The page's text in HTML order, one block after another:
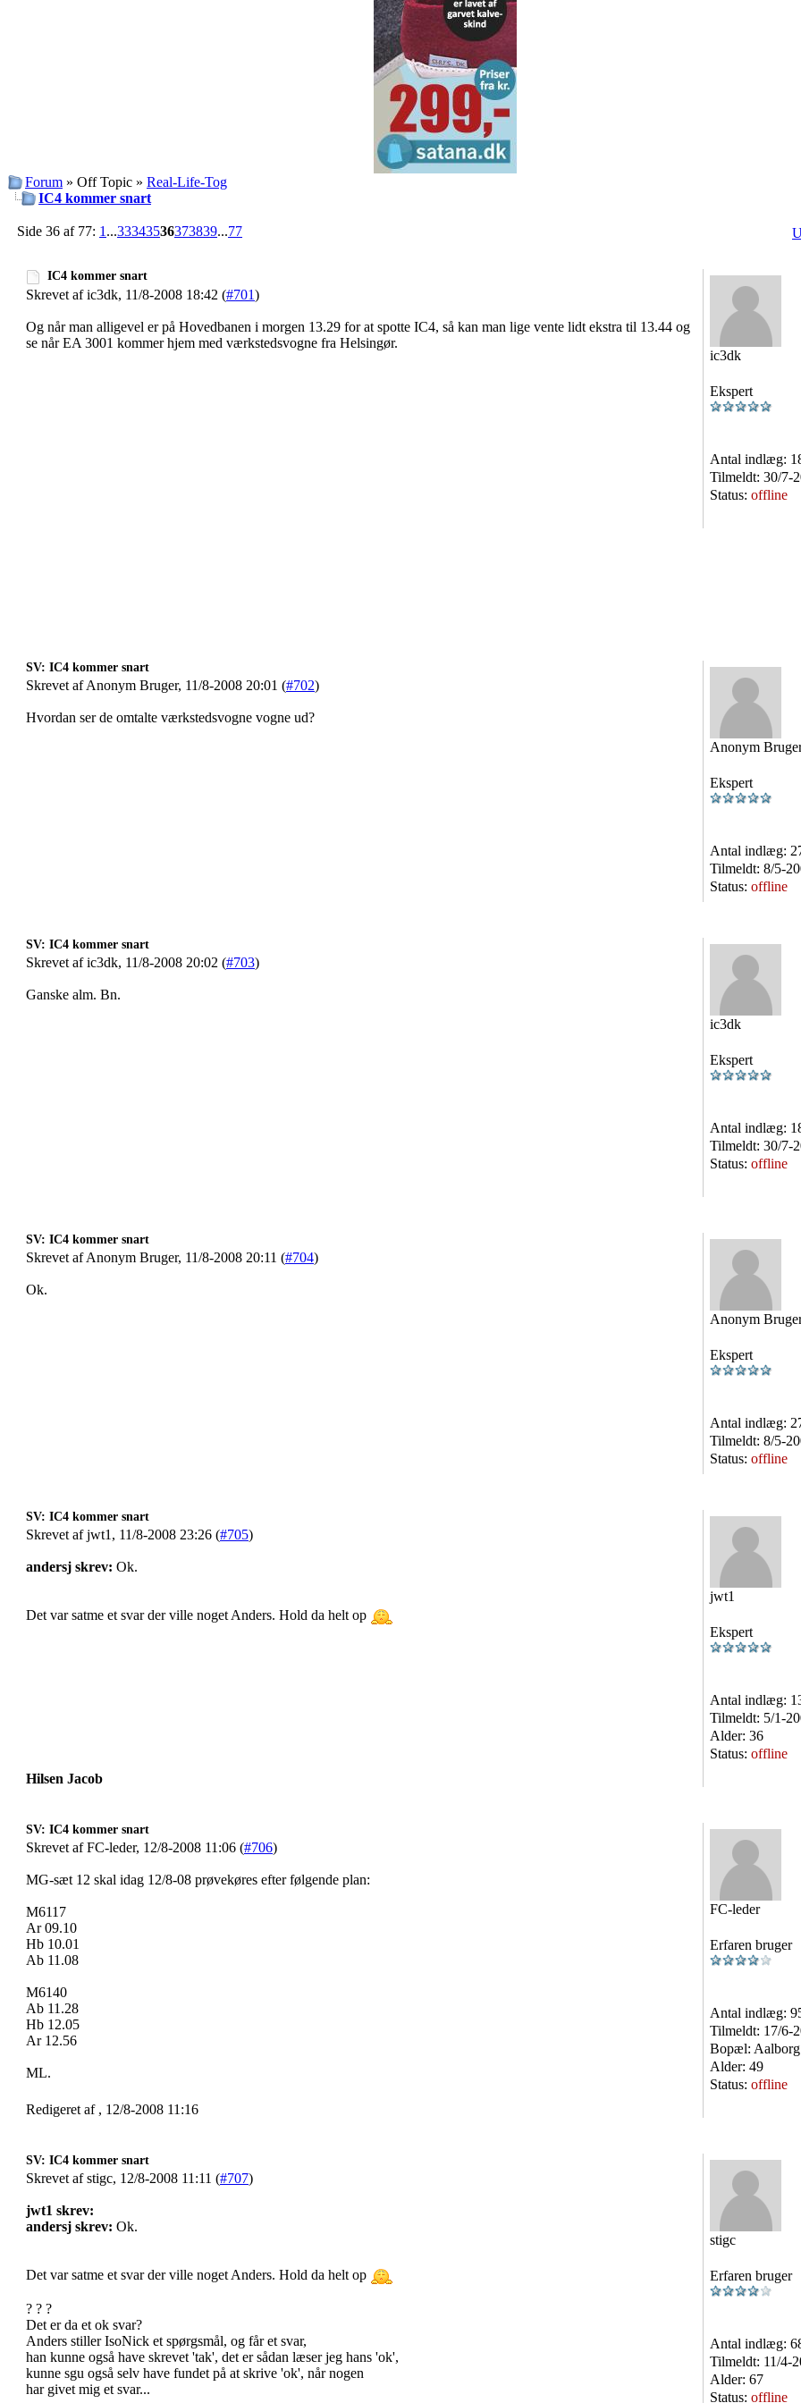
Forum » Off Topic » Real-Life-Tog
IC4 kommer snart
Side 36 af 77: 1 ...33343536373839...77
IC4 kommer snart
Skrevet af ic3dk, 11/8-2008 18:42 (#701)
Og når man alligevel er på Hovedbanen i morgen 13.29 for at spotte IC4, så kan man lige vente lidt ekstra til 13.44 og
se når EA 3001 kommer hjem med værkstedsvogne fra Helsingør.
ic3dk
Ekspert
Antal indlæg:
Tilmeldt: 30/7-
Status: offline
SV: IC4 kommer snart
Skrevet af Anonym Bruger, 11/8-2008 20:01 (#702)
Hvordan ser de omtalte værkstedsvogne vogne ud?
Anonym
Ekspert
Antal indlæg:
Tilmeldt: 8/5-
Status: offline
SV: IC4 kommer snart
Skrevet af ic3dk, 11/8-2008 20:02 (#703)
Ganske alm. Bn.
ic3dk
Ekspert
Antal indlæg:
Tilmeldt: 30/7-
Status: offline
SV: IC4 kommer snart
Skrevet af Anonym Bruger, 11/8-2008 20:11 (#704)
Ok.
Anonym
Ekspert
Antal indlæg:
Tilmeldt: 8/5-
Status: offline
SV: IC4 kommer snart
Skrevet af jwt1, 11/8-2008 23:26 (#705)
andersj skrev: Ok.
Det var satme et svar der ville noget Anders. Hold da helt op
jwt1
Ekspert
Antal indlæg:
Tilmeldt: 5/1-
Alder: 36
Status: offline
Hilsen Jacob
SV: IC4 kommer snart
Skrevet af FC-leder, 12/8-2008 11:06 (#706)
MG-sæt 12 skal idag 12/8-08 prøvekøres efter følgende plan:
M6117
Ar 09.10
Hb 10.01
Ab 11.08
M6140
Ab 11.28
Hb 12.05
Ar 12.56
ML.
FC-leder
Erfaren bruger
Antal indlæg:
Tilmeldt: 17/6-
Bopæl: Aalborg
Alder: 49
Status: offline
Redigeret af , 12/8-2008 11:16
SV: IC4 kommer snart
Skrevet af stigc, 12/8-2008 11:11 (#707)
jwt1 skrev:
andersj skrev: Ok.
Det var satme et svar der ville noget Anders. Hold da helt op
? ? ?
Det er da et ok svar?
Anders stiller IsoNick et spørgsmål, og får et svar,
han kunne også have skrevet 'tak', det er sådan læser jeg hans 'ok',
kunne sgu også selv have fundet på at skrive 'ok', når nogen
har givet mig et svar...
stigc
Erfaren bruger
Antal indlæg:
Tilmeldt: 11/4-
Alder: 67
Status: offline